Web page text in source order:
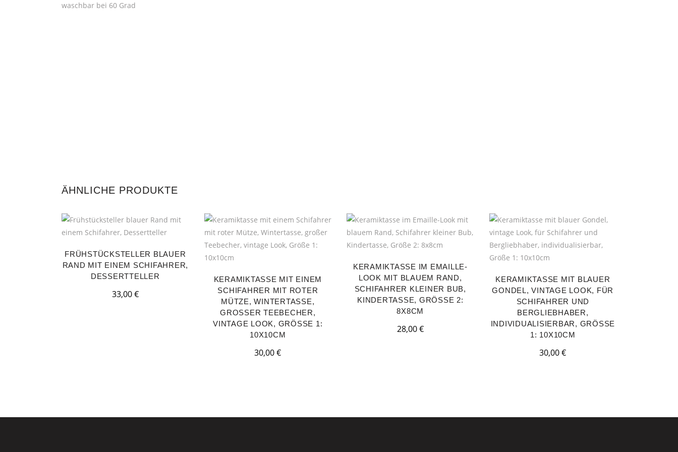
waschbar bei 60 Grad
ÄHNLICHE PRODUKTE
FRÜHSTÜCKSTELLER BLAUER
RAND MIT EINEM SCHIFAHRER,
DESSERTTELLER
33,00€
KERAMIKTASSE MIT EINEM
SCHIFAHRER MIT ROTER
MÜTZE, WINTERTASSE,
GROSSER TEEBECHER, V
INTAGE LOOK, GRÖSSE 1: 10
X10CM
30,00€
KERAMIKTASSE IM EMAILLE-
LOOK MIT BLAUEM RAND,
SCHIFAHRER KLEINER BUB,
KINDERTASSE, GRÖSSE 2: 8
X8CM
28,00€
KERAMIKTASSE MIT BLAUER
GONDEL, VINTAGE LOOK, FÜR
SCHIFAHRER UND
BERGLIEBHABER,
INDIVIDUALISIERBAR, GRÖSSE 1
: 10X10CM
30,00€